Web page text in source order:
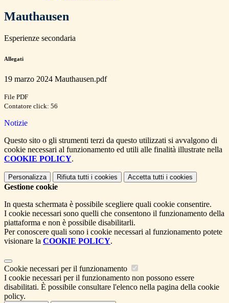
Mauthausen
Esperienze secondaria
Allegati
19 marzo 2024 Mauthausen.pdf
File PDF
Contatore click: 56
Notizie
Questo sito o gli strumenti terzi da questo utilizzati si avvalgono di
cookie necessari al funzionamento ed utili alle finalità illustrate nella
COOKIE POLICY.
Personalizza Rifiuta tutti i cookies Accetta tutti i cookies
Gestione cookie
In questa schermata è possibile scegliere quali cookie consentire.
I cookie necessari sono quelli che consentono il funzionamento della
piattaforma e non è possibile disabilitarli.
Per conoscere quali sono i cookie necessari al funzionamento potete
visionare la COOKIE POLICY.
Cookie necessari per il funzionamento
I cookie necessari per il funzionamento non possono essere
disabilitati. È possibile consultare l'elenco nella pagina della cookie
policy.